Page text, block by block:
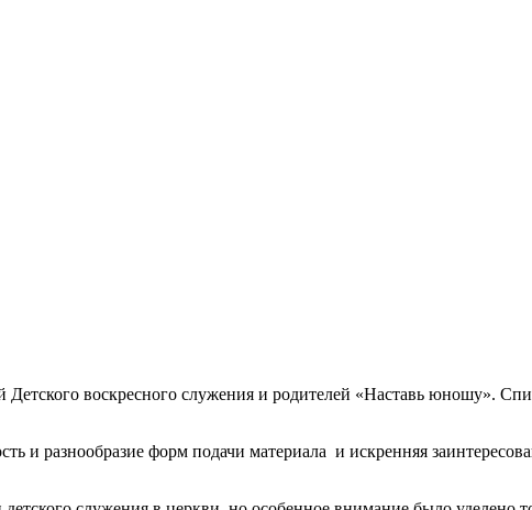
Детского воскресного служения и родителей «Наставь юношу».
и разнообразие форм подачи материала и искренняя